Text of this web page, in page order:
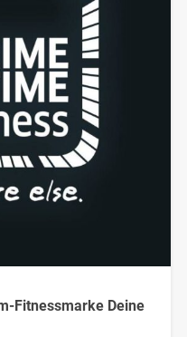
Fitnessmarke Deine